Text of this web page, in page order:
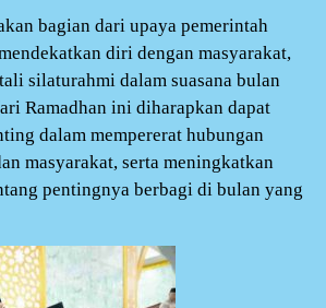
bagian dari upaya pemerintah
diri dengan masyarakat,
silaturahmi dalam suasana bulan
Ramadhan ini diharapkan dapat
dalam mempererat hubungan
masyarakat, serta meningkatkan
pentingnya berbagi di bulan yang